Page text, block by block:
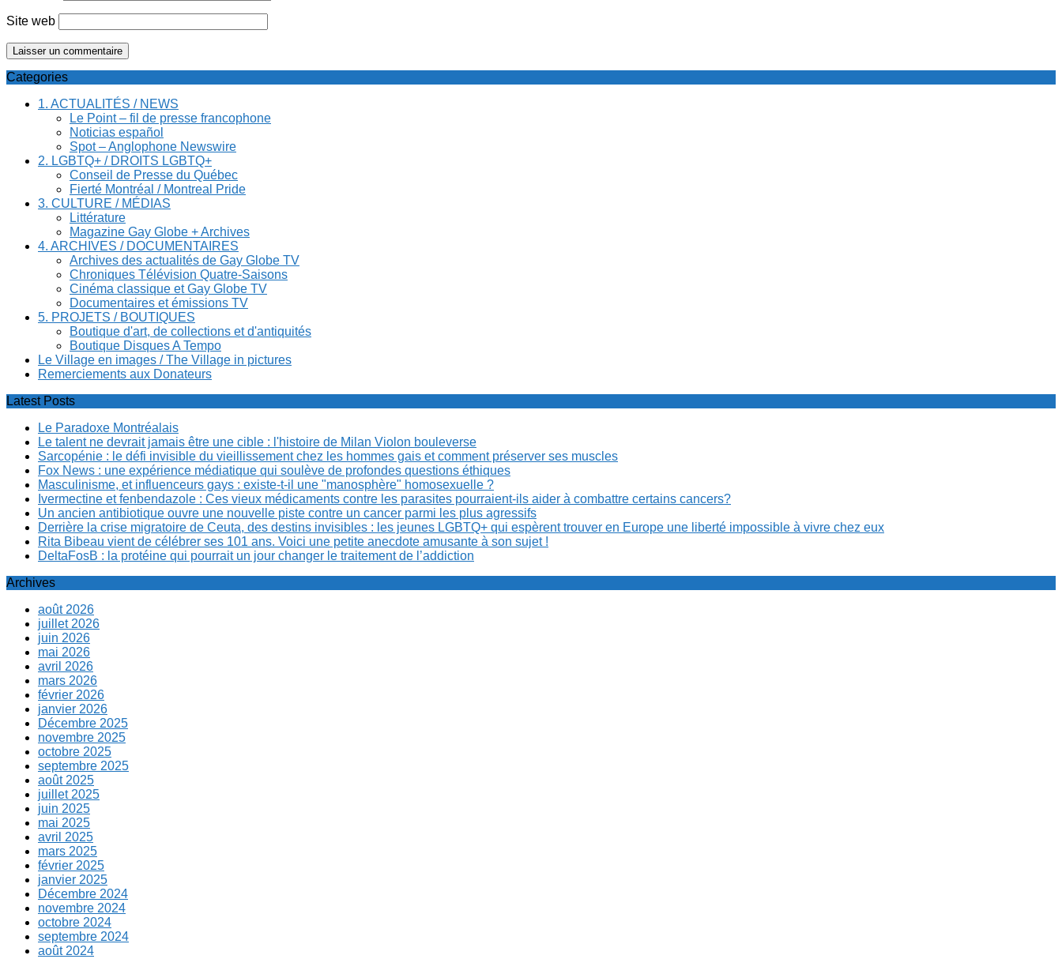
Site web
Categories
1. ACTUALITÉS / NEWS
Le Point – fil de presse francophone
Noticias español
Spot – Anglophone Newswire
2. LGBTQ+ / DROITS LGBTQ+
Conseil de Presse du Québec
Fierté Montréal / Montreal Pride
3. CULTURE / MÉDIAS
Littérature
Magazine Gay Globe + Archives
4. ARCHIVES / DOCUMENTAIRES
Archives des actualités de Gay Globe TV
Chroniques Télévision Quatre-Saisons
Cinéma classique et Gay Globe TV
Documentaires et émissions TV
5. PROJETS / BOUTIQUES
Boutique d'art, de collections et d'antiquités
Boutique Disques A Tempo
Le Village en images / The Village in pictures
Remerciements aux Donateurs
Latest Posts
Le Paradoxe Montréalais
Le talent ne devrait jamais être une cible : l'histoire de Milan Violon bouleverse
Sarcopénie : le défi invisible du vieillissement chez les hommes gais et comment préserver ses muscles
Fox News : une expérience médiatique qui soulève de profondes questions éthiques
Masculinisme, et influenceurs gays : existe-t-il une "manosphère" homosexuelle ?
Ivermectine et fenbendazole : Ces vieux médicaments contre les parasites pourraient-ils aider à combattre certains cancers?
Un ancien antibiotique ouvre une nouvelle piste contre un cancer parmi les plus agressifs
Derrière la crise migratoire de Ceuta, des destins invisibles : les jeunes LGBTQ+ qui espèrent trouver en Europe une liberté impossible à vivre chez eux
Rita Bibeau vient de célébrer ses 101 ans. Voici une petite anecdote amusante à son sujet !
DeltaFosB : la protéine qui pourrait un jour changer le traitement de l’addiction
Archives
août 2026
juillet 2026
juin 2026
mai 2026
avril 2026
mars 2026
février 2026
janvier 2026
Décembre 2025
novembre 2025
octobre 2025
septembre 2025
août 2025
juillet 2025
juin 2025
mai 2025
avril 2025
mars 2025
février 2025
janvier 2025
Décembre 2024
novembre 2024
octobre 2024
septembre 2024
août 2024